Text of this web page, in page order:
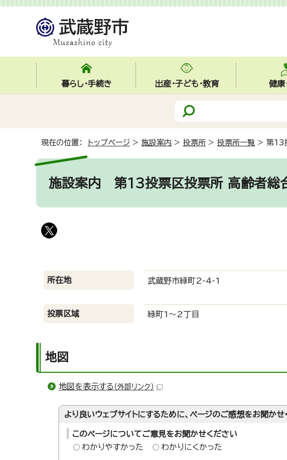
暮らし・手続き 出産・子ども・教育 健康
現在の位置： トップページ > 施設案内 > 投票所 > 投票所一覧 > 第13
施設案内 第13投票区投票所 高齢者総
所在地 武蔵野市緑町2-4-1
投票区域 緑町1～2丁目
地図
地図を表示する （外部リンク）
より良いウェブサイトにするために、ページのご感想をお聞かせ
このページについてご意見をお聞かせください
わかりやすかった
わかりにくかった